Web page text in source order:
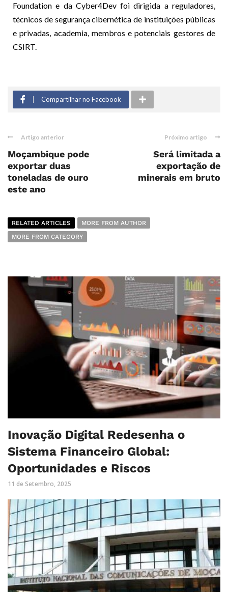
Foundation e da Cyber4Dev foi dirigida a reguladores,
técnicos de segurança cibernética de instituições públicas
e privadas, academia, membros e potenciais gestores de
CSIRT.
Compartilhar no Facebook
Artigo anterior
Moçambique pode
exportar duas
toneladas de ouro
este ano
Próximo artigo
Será limitada a
exportação de
minerais em bruto
RELATED ARTICLES
MORE FROM AUTHOR
MORE FROM CATEGORY
Inovação Digital Redesenha o
Sistema Financeiro Global:
Oportunidades e Riscos
11 de Setembro, 2025